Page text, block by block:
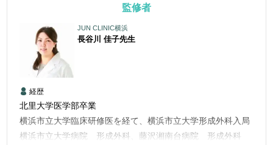
監修者
JUN CLINIC横浜
長谷川 佳子先生
経歴
北里大学医学部卒業
横浜市立大学臨床研修医を経て、横浜市立大学形成外科入局
横浜市立大学病院 形成外科、藤沢湘南台病院 形成外科